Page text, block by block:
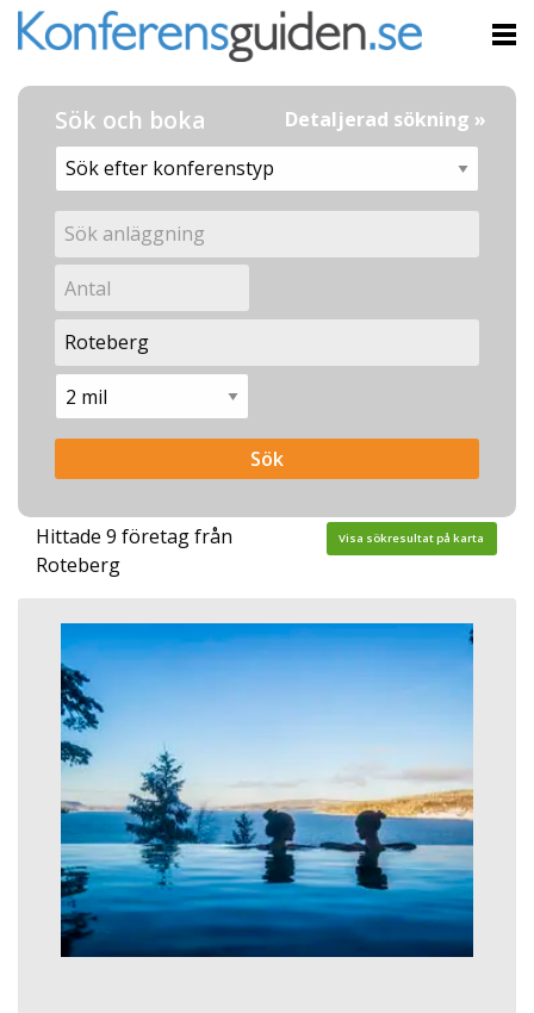
Sök och boka Detaljerad sökning »
Hittade 9 företag från
Roteberg
Visa sökresultat på karta